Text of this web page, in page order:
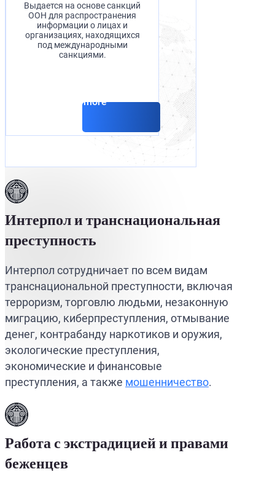
Выдается на основе санкций
ООН для распространения
информации о лицах и
организациях, находящихся
под международными
санкциями.
Read more
Интерпол и транснациональная
преступность
Интерпол сотрудничает по всем видам
транснациональной преступности, включая
терроризм, торговлю людьми, незаконную
миграцию, киберпреступления, отмывание
денег, контрабанду наркотиков и оружия,
экологические преступления,
экономические и финансовые
преступления, а также мошенничество.
Работа с экстрадицией и правами
беженцев